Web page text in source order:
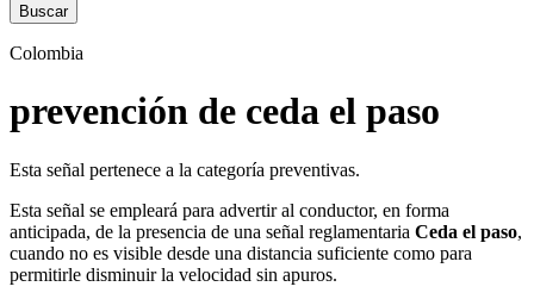
Buscar
Colombia
prevención de ceda el paso
Esta señal pertenece a la categoría preventivas.
Esta señal se empleará para advertir al conductor, en forma
anticipada, de la presencia de una señal reglamentaria Ceda el paso,
cuando no es visible desde una distancia suficiente como para
permitirle disminuir la velocidad sin apuros.